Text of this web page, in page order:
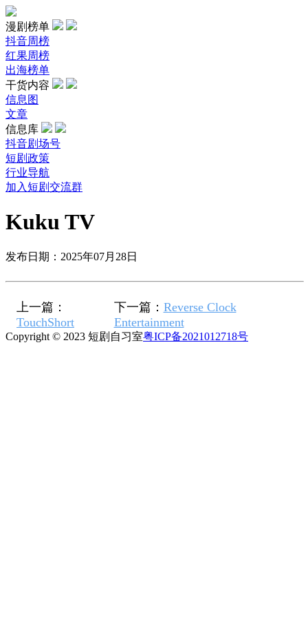
漫剧榜单
抖音周榜
红果周榜
出海榜单
干货内容
信息图
文章
信息库
抖音剧场号
短剧政策
行业导航
加入短剧交流群
Kuku TV
发布日期：2025年07月28日
上一篇：
TouchShort
下一篇： Reverse Clock
Entertainment
Copyright © 2023 短剧自习室粤ICP备2021012718号